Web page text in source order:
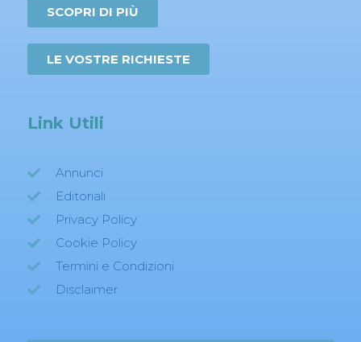
SCOPRI DI PIÙ
LE VOSTRE RICHIESTE
Link Utili
Annunci
Editoriali
Privacy Policy
Cookie Policy
Termini e Condizioni
Disclaimer